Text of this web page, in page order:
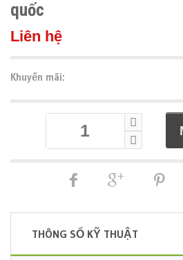
quốc
Liên hệ
Khuyến mãi:
THÔNG SỐ KỸ THUẬT